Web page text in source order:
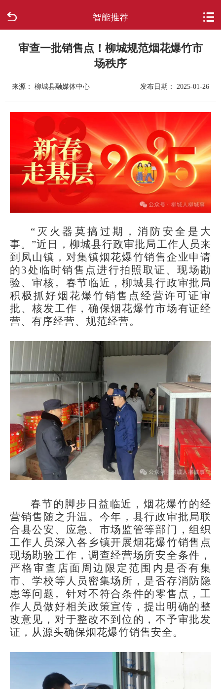
智能推荐
走进柳城
政府信息公开
网上办事
互动回应
数据专题
审查一批销售点！柳城规范烟花爆竹市
场秩序
来源： 柳城县融媒体中心 发布日期： 2025-01-26
“灭火器莫搞过期，消防安全是大
事。”近日，柳城县行政审批局工作人员来
到凤山镇，对集镇烟花爆竹销售企业申请
的3处临时销售点进行拍照取证、现场勘
验、审核。春节临近，柳城县行政审批局
积极抓好烟花爆竹销售点经营许可证审
批、核发工作，确保烟花爆竹市场有证经
营、有序经营、规范经营。
春节的脚步日益临近，烟花爆竹的经
营销售随之升温。今年，县行政审批局联
合县公安、应急、市场监管等部门，组织
工作人员深入各乡镇开展烟花爆竹销售点
现场勘验工作，调查经营场所安全条件，
严格审查店面周边限定范围内是否有集
市、学校等人员密集场所，是否存消防隐
患等问题。针对不符合条件的零售点，工
作人员做好相关政策宣传，提出明确的整
改意见，对于整改不到位的，不予审批发
证，从源头确保烟花爆竹销售安全。